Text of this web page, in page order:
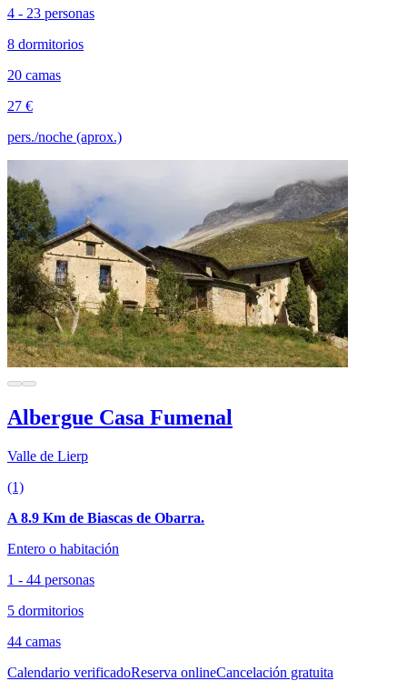
4 - 23 personas
8 dormitorios
20 camas
27 €
pers./noche (aprox.)
Albergue Casa Fumenal
Valle de Lierp
(1)
A 8.9 Km de Biascas de Obarra.
Entero o habitación
1 - 44 personas
5 dormitorios
44 camas
Calendario verificadoReserva onlineCancelación gratuita